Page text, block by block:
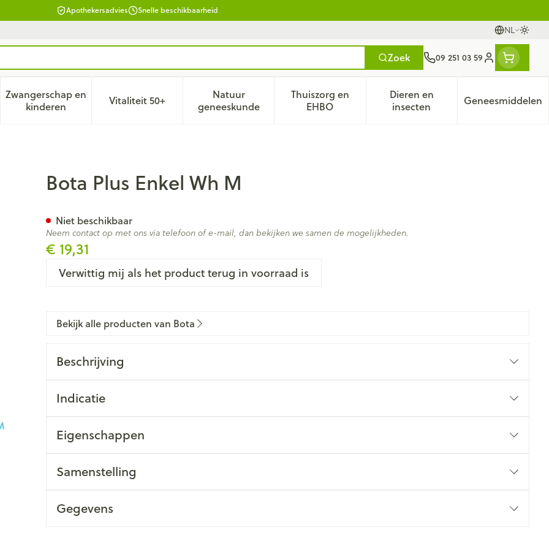
Apothekersadvies Snelle beschikbaarheid
NL
Talen
Zoek 09 251 03 59
Klant menu
verzorging en hygiëne categorie
voor Dieet, voeding en vitamines categorie
Zwangerschap en
kinderenToon submenu voor Zwangerschap en kinderen categorie
Vitaliteit 50+Toon submenu voor Vitaliteit 50+ categorie
Natuur
geneeskundeToon submenu voor Natuur geneeskunde categorie
Thuiszorg en
EHBOToon submenu voor Thuiszorg en EHBO categorie
Dieren en
insectenToon submenu voor Dieren
Geneesmiddelen
Toon
Bota Plus Enkel Wh M
€ 19,31
Verwittig mij als het product terug in voorraad is
Niet beschikbaar
Neem contact op met ons via telefoon of e-mail, dan bekijken we samen de mogelijkheden.
Bekijk alle producten van Bota
Beschrijving
Indicatie
Eigenschappen
Samenstelling
Gegevens